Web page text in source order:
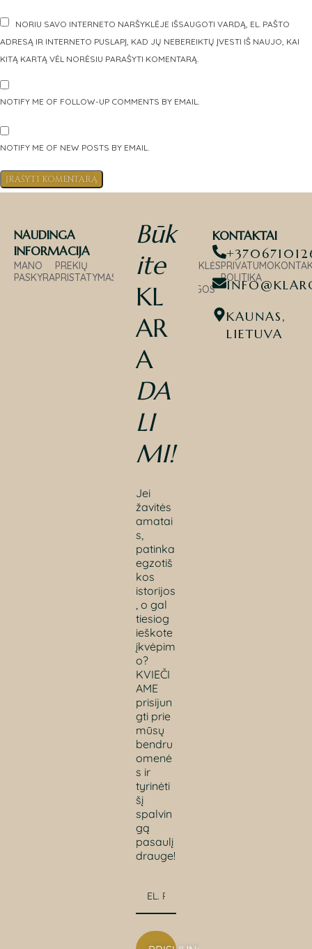
NORIU SAVO INTERNETO NARŠYKLĖJE IŠSAUGOTI VARDĄ, EL. PAŠTO
ADRESĄ IR INTERNETO PUSLAPĮ, KAD JŲ NEBEREIKTŲ ĮVESTI IŠ NAUJO, KAI
KITĄ KARTĄ VĖL NORĖSIU PARAŠYTI KOMENTARĄ.
NOTIFY ME OF FOLLOW-UP COMMENTS BY EMAIL.
NOTIFY ME OF NEW POSTS BY EMAIL.
NAUDINGA
INFORMACIJA
MANO
PASKYRA
PREKIŲ
PRISTATYMAS
PREKIŲ
GRĄŽINIMAS
TAISYKLĖS
SĄLYGOS
PRIVATUMO
POLITIKA
Būk
ite
KL
AR
A
DA
LI
MI!
Jei
žavitės
amatai
s,
patinka
egzotiš
kos
istorijos
, o gal
tiesiog
ieškote
įkvėpim
o?
KVIEČI
AME
prisijun
gti prie
mūsų
bendru
omenė
s ir
tyrinėti
šį
spalvin
gą
pasaulį
drauge!
KONTAKTAI
KAUNAS,
LIETUVA